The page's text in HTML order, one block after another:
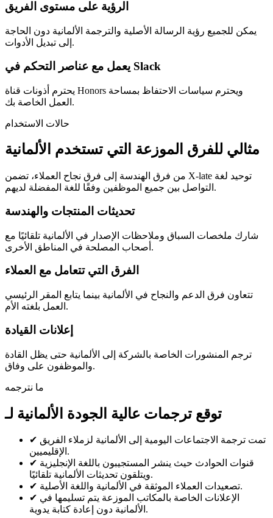
الرؤية على مستوى الفريق
يمكن للجميع رؤية الرسالة الأصلية والترجمة الألمانية دون الحاجة
إلى تبديل الأدوات.
يعمل مع عناصر التحكم في Slack
يحترم أذونات قناة Honors ويحترم سياسات الاحتفاظ بمساحة
العمل الخاصة بك.
حالات الاستخدام
مثالي للفرق الموزعة التي تستخدم الألمانية
من فرق الهندسة إلى فرق نجاح العملاء، تضمن X-late توحيد لغة
التواصل بين جميع الموظفين وفقًا للغة المفضلة لديهم.
تحديثات المنتجات والهندسة
شارك ملخصات السباق وملاحظات الإصدار في الألمانية تلقائيًا مع
أصحاب المصلحة في المناطق الأخرى.
الفرق التي تتعامل مع العملاء
تتعاون فرق الدعم والنجاح في الألمانية بينما يتابع المقر الرئيسي
العمل بلغته الأم.
إعلانات القيادة
ترجم المنشورات الخاصة بالشركة إلى الألمانية حتى يظل القادة
والموظفون على وفاق.
ما نترجمه
توقع ترجمات عالية الجودة الألمانية لـ
✔ تمت ترجمة الاجتماعات اليومية إلى الألمانية لزملاء الفريق
الإقليميين.
✔ قنوات الحوادث حيث ينشر المستجيبون باللغة الإنجليزية
ويتلقون تحديثات الألمانية تلقائيًا.
✔
تصعيدات العملاء الموثقة في الألمانية واللغة الأصلية.
✔ الإعلانات الخاصة بالمكاتب الموزعة يتم تسليمها في
الألمانية دون إعادة كتابة يدوية.